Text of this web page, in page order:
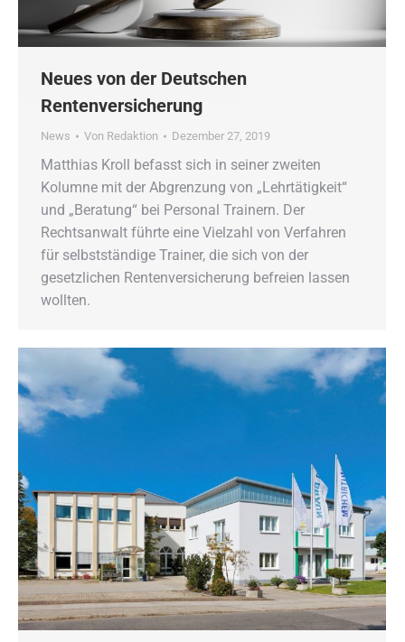
Neues von der Deutschen
Rentenversicherung
News Von Redaktion Dezember 27, 2019
Matthias Kroll befasst sich in seiner zweiten
Kolumne mit der Abgrenzung von „Lehrtätigkeit“
und „Beratung“ bei Personal Trainern. Der
Rechtsanwalt führte eine Vielzahl von Verfahren
für selbstständige Trainer, die sich von der
gesetzlichen Rentenversicherung befreien lassen
wollten.